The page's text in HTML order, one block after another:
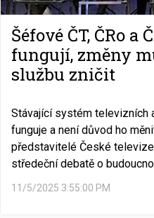
Šéfové ČT, ČRo a
fungují, změny
službu zničit
Stávající systém televizních
funguje a není důvod ho
představitelé České
středeční debatě o
11/5/2025 3:55:00 PM